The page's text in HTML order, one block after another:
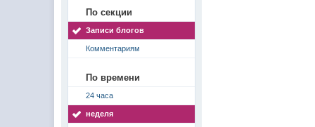
По секции
Записи блогов
Комментариям
По времени
24 часа
неделя